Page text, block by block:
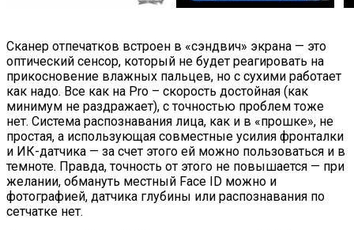
Сканер отпечатков встроен в «сэндвич» экрана — это
оптический сенсор, который не будет реагировать на
прикосновение влажных пальцев, но с сухими работает
как надо. Все как на Pro – скорость достойная (как
минимум не раздражает), с точностью проблем тоже
нет. Система распознавания лица, как и в «прошке», не
простая, а использующая совместные усилия фронталки
и ИК-датчика — за счет этого ей можно пользоваться и в
темноте. Правда, точность от этого не повышается — при
желании, обмануть местный Face ID можно и
фотографией, датчика глубины или распознавания по
сетчатке нет.